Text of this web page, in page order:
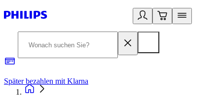
Später bezahlen mit Klarna